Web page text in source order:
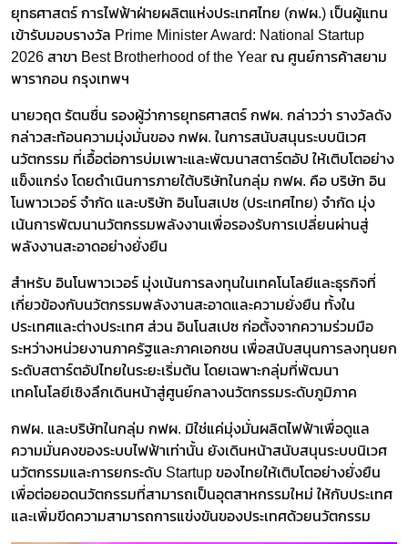
ยุทธศาสตร์ การไฟฟ้าฝ่ายผลิตแห่งประเทศไทย (กฟผ.) เป็นผู้แทน
เข้ารับมอบรางวัล Prime Minister Award: National Startup
2026 สาขา Best Brotherhood of the Year ณ ศูนย์การค้าสยาม
พารากอน กรุงเทพฯ
นายวฤต รัตนชื่น รองผู้ว่าการยุทธศาสตร์ กฟผ. กล่าวว่า รางวัลดัง
กล่าวสะท้อนความมุ่งมั่นของ กฟผ. ในการสนับสนุนระบบนิเวศ
นวัตกรรม ที่เอื้อต่อการบ่มเพาะและพัฒนาสตาร์ตอัป ให้เติบโตอย่าง
แข็งแกร่ง โดยดำเนินการภายใต้บริษัทในกลุ่ม กฟผ. คือ บริษัท อิน
โนพาวเวอร์ จำกัด และบริษัท อินโนสเปซ (ประเทศไทย) จำกัด มุ่ง
เน้นการพัฒนานวัตกรรมพลังงานเพื่อรองรับการเปลี่ยนผ่านสู่
พลังงานสะอาดอย่างยั่งยืน
สำหรับ อินโนพาวเวอร์ มุ่งเน้นการลงทุนในเทคโนโลยีและธุรกิจที่
เกี่ยวข้องกับนวัตกรรมพลังงานสะอาดและความยั่งยืน ทั้งใน
ประเทศและต่างประเทศ ส่วน อินโนสเปซ ก่อตั้งจากความร่วมมือ
ระหว่างหน่วยงานภาครัฐและภาคเอกชน เพื่อสนับสนุนการลงทุนยก
ระดับสตาร์ตอัปไทยในระยะเริ่มต้น โดยเฉพาะกลุ่มที่พัฒนา
เทคโนโลยีเชิงลึกเดินหน้าสู่ศูนย์กลางนวัตกรรมระดับภูมิภาค
กฟผ. และบริษัทในกลุ่ม กฟผ. มิใช่แค่มุ่งมั่นผลิตไฟฟ้าเพื่อดูแล
ความมั่นคงของระบบไฟฟ้าเท่านั้น ยังเดินหน้าสนับสนุนระบบนิเวศ
นวัตกรรมและการยกระดับ Startup ของไทยให้เติบโตอย่างยั่งยืน
เพื่อต่อยอดนวัตกรรมที่สามารถเป็นอุตสาหกรรมใหม่ ให้กับประเทศ
และเพิ่มขีดความสามารถการแข่งขันของประเทศด้วยนวัตกรรม